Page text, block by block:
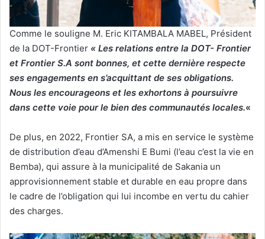
Comme le souligne M. Eric KITAMBALA MABEL, Président
de la DOT-Frontier « Les relations entre la DOT- Frontier
et Frontier S.A sont bonnes, et cette dernière respecte
ses engagements en s’acquittant de ses obligations.
Nous les encourageons et les exhortons à poursuivre
dans cette voie pour le bien des communautés locales.«
De plus, en 2022, Frontier SA, a mis en service le système
de distribution d’eau d’Amenshi E Bumi (l’eau c’est la vie en
Bemba), qui assure à la municipalité de Sakania un
approvisionnement stable et durable en eau propre dans
le cadre de l’obligation qui lui incombe en vertu du cahier
des charges.